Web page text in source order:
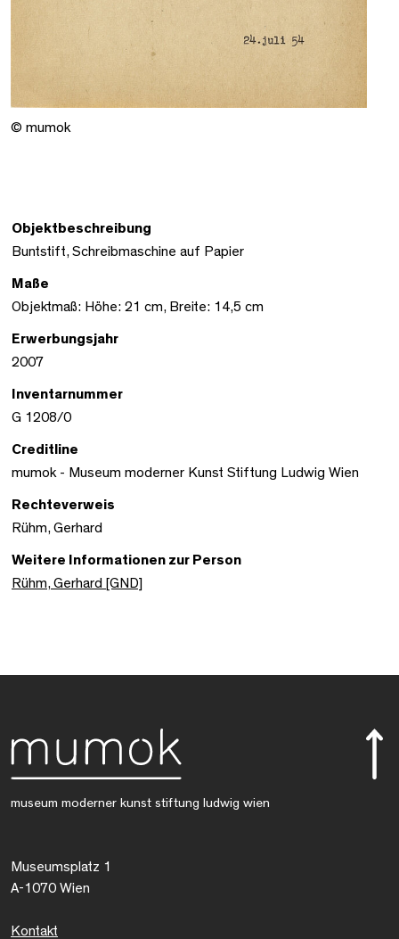
© mumok
Objektbeschreibung
Buntstift, Schreibmaschine auf Papier
Maße
Objektmaß: Höhe: 21 cm, Breite: 14,5 cm
Erwerbungsjahr
2007
Inventarnummer
G 1208/0
Creditline
mumok - Museum moderner Kunst Stiftung Ludwig Wien
Rechteverweis
Rühm, Gerhard
Weitere Informationen zur Person
Rühm, Gerhard [GND]
museum moderner kunst stiftung ludwig wien
Museumsplatz 1
A-1070 Wien
Kontakt